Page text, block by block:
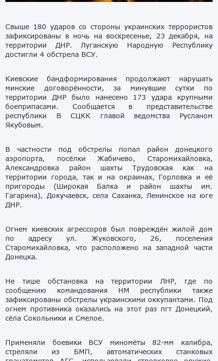
Свыше 180 ударов со стороны украинских террористов
зафиксированы в ночь на воскресенье, 23 декабря, на
территории ДНР. Луганскую Народную Республику
достигли 4 обстрела ВСУ.
Киевские бандформирования продолжают нарушать
минские договорённости, за минувшие сутки по
территории ДНР было нанесено 173 удара крупными
боеприпасами. Сообщается в представительстве
республики В СЦКК главой ведомства Русланом
Якубовым.
В частности под обстрелы попал район донецкого
аэропорта, посёлки Жабичево, Старомихайловка,
Александровка район шахты Трудовская как на
территории города, так и на окраинах, Горловка и её
пригороды (Широкая Балка и район шахты им.
Гагарина), Докучаевск, села Саханка, Ленинское на юге
ДНР.
Огнем киевских агрессоров был повреждён жилой дом
по адресу ул. Жуковского, 26, поселения
Старомихайловка, что расположено на западной части
Донецка.
Не тише обстановка на территории ЛНР, где по
сообщению командования НМ республики также
зафиксированы обстрелы украинскими оккупантами. Под
огнем противника оказались на этот раз пгт Донецкий,
сёла Сокольники и Смелое.
Применяли боевики ВСУ миномёты 82-мм калибра,
стреляли из БМП, автоматических станковых